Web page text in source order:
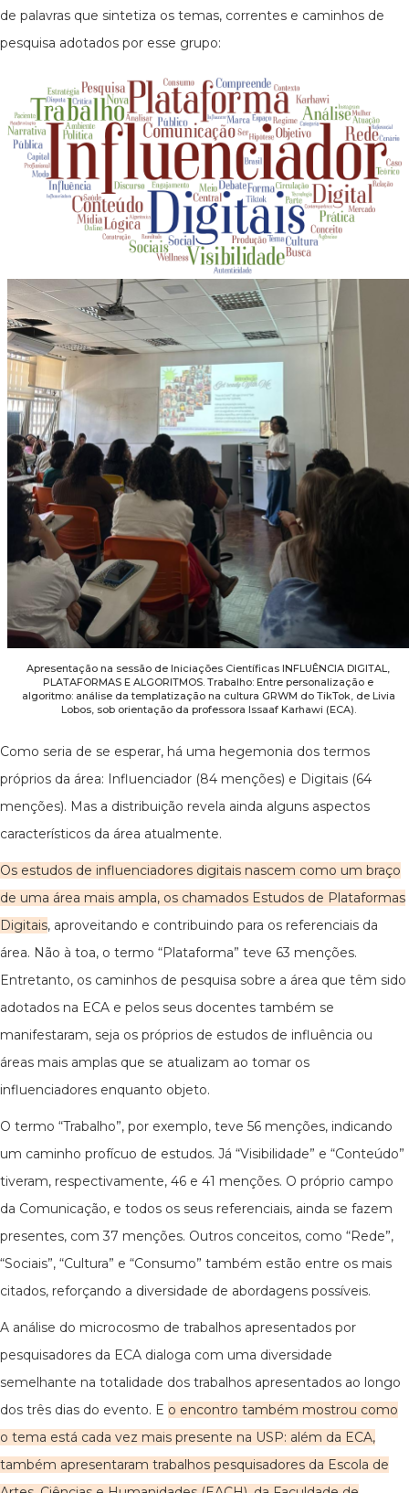
de palavras que sintetiza os temas, correntes e caminhos de
pesquisa adotados por esse grupo:
Apresentação na sessão de Iniciações Científicas INFLUÊNCIA DIGITAL,
PLATAFORMAS E ALGORITMOS. Trabalho: Entre personalização e
algoritmo: análise da templatização na cultura GRWM do TikTok, de Livia
Lobos, sob orientação da professora Issaaf Karhawi (ECA).
Como seria de se esperar, há uma hegemonia dos termos
próprios da área: Influenciador (84 menções) e Digitais (64
menções). Mas a distribuição revela ainda alguns aspectos
característicos da área atualmente.
Os estudos de influenciadores digitais nascem como um braço
de uma área mais ampla, os chamados Estudos de Plataformas
Digitais, aproveitando e contribuindo para os referenciais da
área. Não à toa, o termo “Plataforma” teve 63 menções.
Entretanto, os caminhos de pesquisa sobre a área que têm sido
adotados na ECA e pelos seus docentes também se
manifestaram, seja os próprios de estudos de influência ou
áreas mais amplas que se atualizam ao tomar os
influenciadores enquanto objeto.
O termo “Trabalho”, por exemplo, teve 56 menções, indicando
um caminho profícuo de estudos. Já “Visibilidade” e “Conteúdo”
tiveram, respectivamente, 46 e 41 menções. O próprio campo
da Comunicação, e todos os seus referenciais, ainda se fazem
presentes, com 37 menções. Outros conceitos, como “Rede”,
“Sociais”, “Cultura” e “Consumo” também estão entre os mais
citados, reforçando a diversidade de abordagens possíveis.
A análise do microcosmo de trabalhos apresentados por
pesquisadores da ECA dialoga com uma diversidade
semelhante na totalidade dos trabalhos apresentados ao longo
dos três dias do evento. E o encontro também mostrou como
o tema está cada vez mais presente na USP: além da ECA,
também apresentaram trabalhos pesquisadores da Escola de